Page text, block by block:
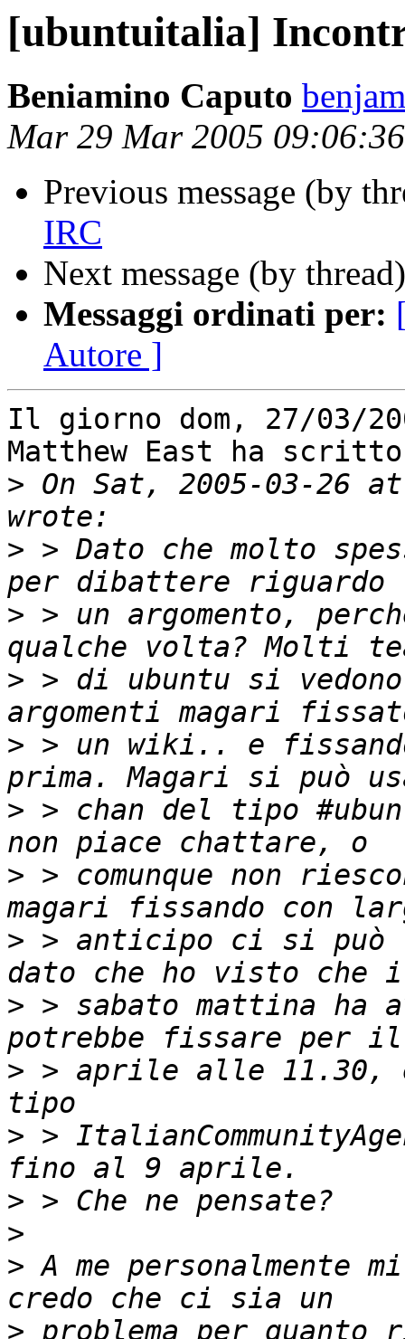
[ubuntuitalia]
Beniamino Caputo
Mar 29 Mar 2005
Previous message (by
IRC
Next message (by
Messaggi ordinati per:
Autore ]
Il giorno dom, 27/03/
Matthew East ha
> On Sat, 2005-03-26
> > Dato che molto
> > un argomento,
> > di ubuntu si
> > un wiki.. e
> > chan del tipo
> > comunque non
> > anticipo ci si può
> > sabato mattina ha
> > aprile alle 11.30,
> >
>
>
> A me personalmente
> problema per